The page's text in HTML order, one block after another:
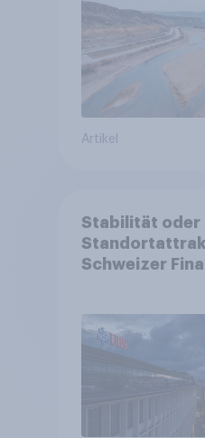
Artikel
Stabilität oder
Schweizer
von